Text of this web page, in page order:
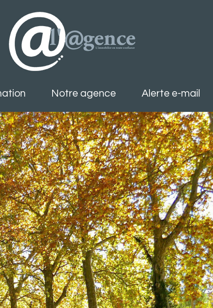
notre agence alerte e-mail